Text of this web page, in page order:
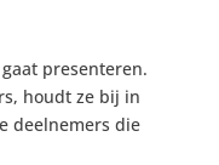
presenteren.
houdt ze bij in
deelnemers die